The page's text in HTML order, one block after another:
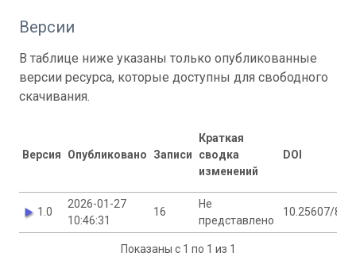
Версии
В таблице ниже указаны только опубликованные
версии ресурса, которые доступны для свободного
скачивания.
Версия Опубликовано Записи
Краткая
сводка
изменений
DOI
1.0
2026-01-27
10:46:31
16
Не
представлено
10.25607/
Показаны с 1 по 1 из 1